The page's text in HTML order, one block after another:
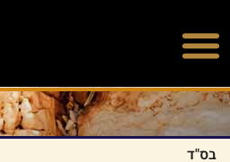
בס"ד